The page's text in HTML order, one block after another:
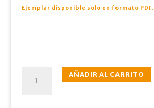
Ejemplar disponible solo en formato PDF.
sept.,
AÑADIR AL CARRITO